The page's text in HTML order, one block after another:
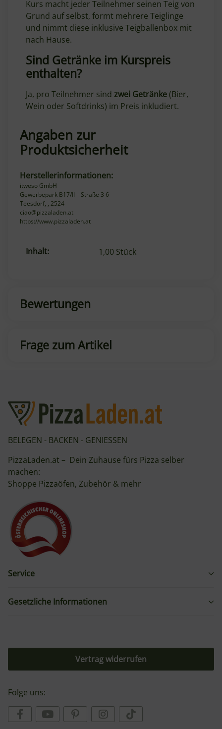
Kurs macht jeder Teilnehmer seinen Teig von
Grund auf selbst, formt mehrere Teiglinge
und nimmt diese inklusive Teigballenbox mit
nach Hause.
Sind Getränke im Kurspreis
enthalten?
Ja, pro Teilnehmer sind zwei Getränke(Bier,
Wein oder Softdrinks) im Preis inkludiert.
Angaben zur
Produktsicherheit
Herstellerinformationen:
itweso GmbH
Gewerbepark B17/II – Straße 3 6
Teesdorf, , 2524
ciao@pizzaladen.at
https://www.pizzaladen.at
Produkteigenschaft
Wert
Inhalt: 1,00 Stück
Bewertungen
Frage zum Artikel
BELEGEN - BACKEN - GENIESSEN
PizzaLaden.at – Dein Zuhause fürs Pizza selber
machen:
Shoppe Pizzaöfen, Zubehör & mehr
Service
Gesetzliche Informationen
Vertrag widerrufen
Folge uns: